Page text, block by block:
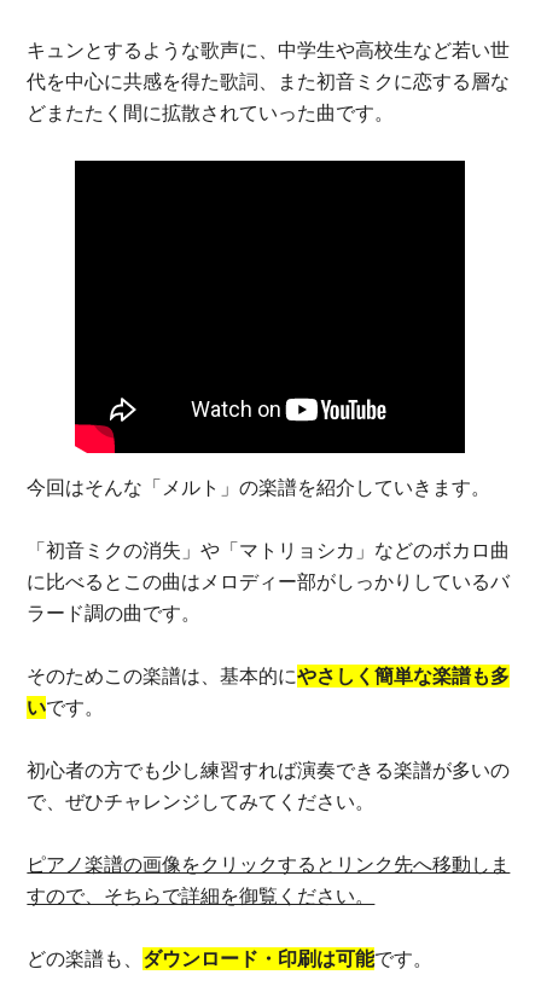
キュンとするような歌声に、中学生や高校生など若い世
代を中心に共感を得た歌詞、また初音ミクに恋する層な
どまたたく間に拡散されていった曲です。
今回はそんな「メルト」の楽譜を紹介していきます。
「初音ミクの消失」や「マトリョシカ」などのボカロ曲
に比べるとこの曲はメロディー部がしっかりしているバ
ラード調の曲です。
そのためこの楽譜は、基本的にやさしく簡単な楽譜も多
いです。
初心者の方でも少し練習すれば演奏できる楽譜が多いの
で、ぜひチャレンジしてみてください。
ピアノ楽譜の画像をクリックするとリンク先へ移動しま
すので、そちらで詳細を御覧ください。
どの楽譜も、 ダウンロード・印刷は可能です。